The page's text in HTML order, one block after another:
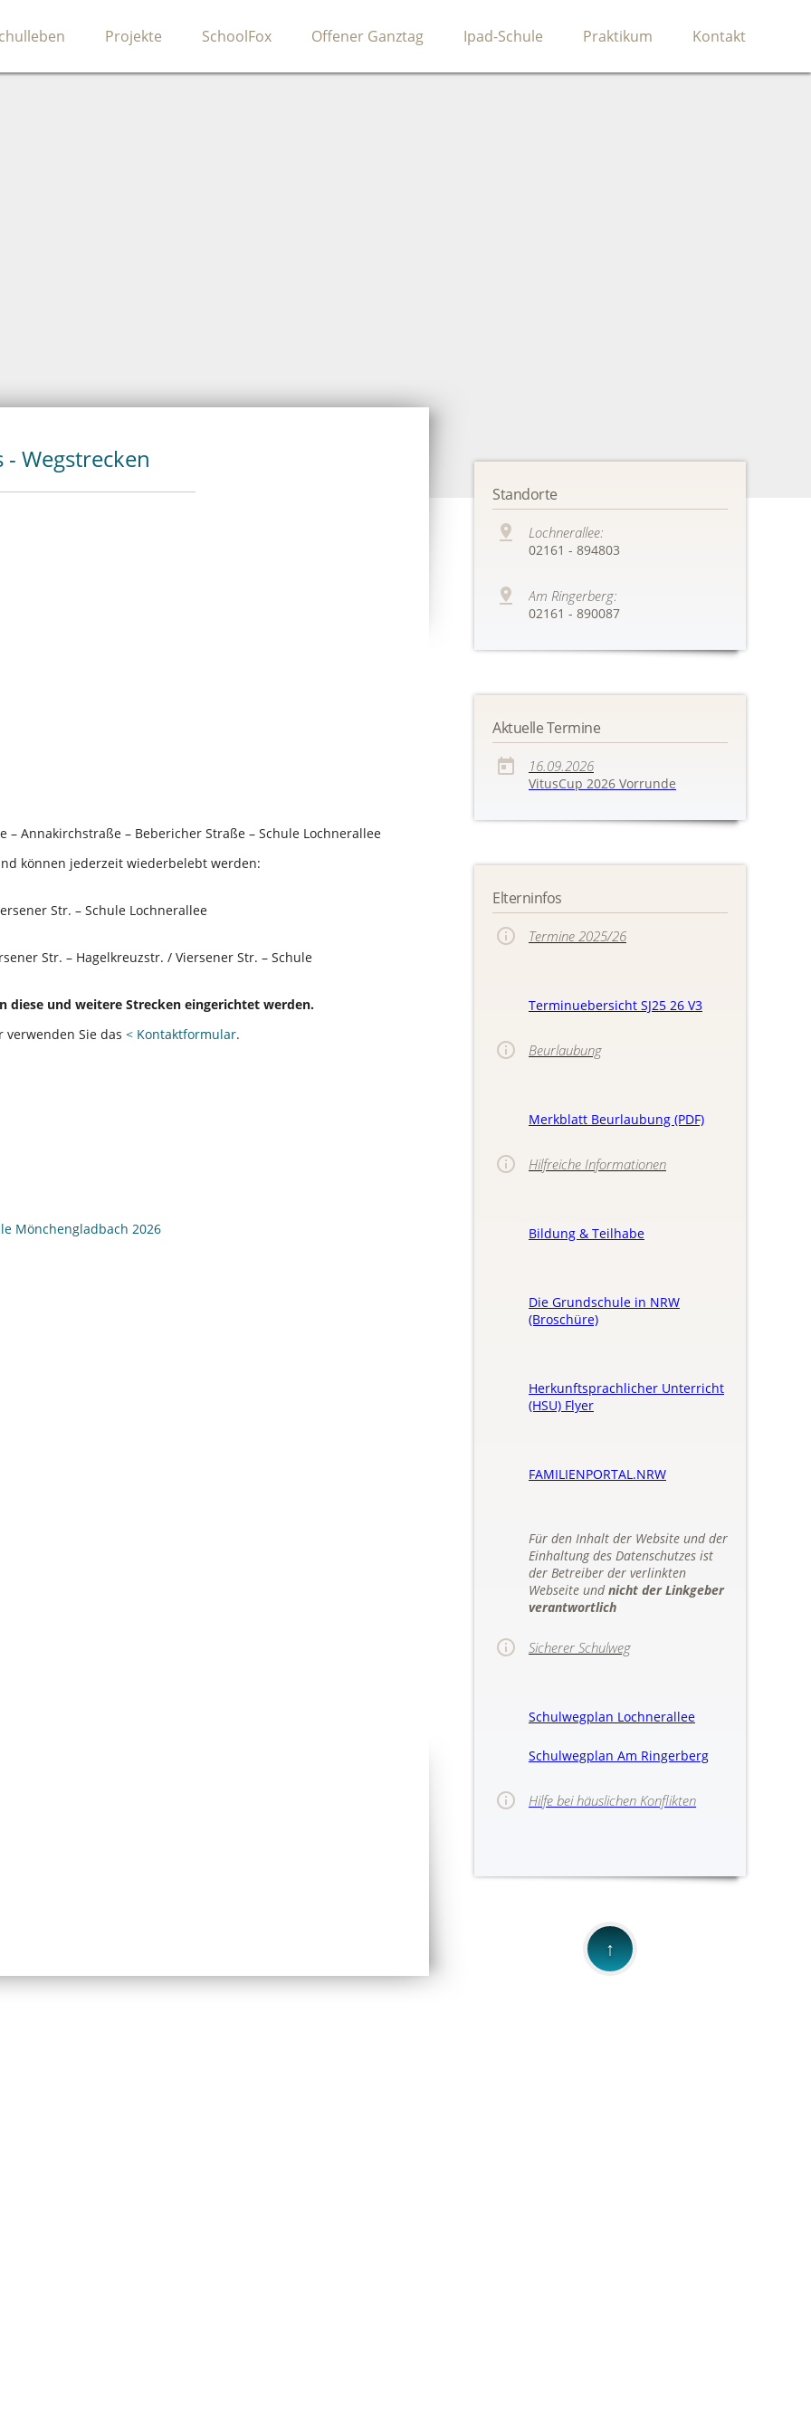
Projekte SchoolFox Offener Ganztag Ipad-Schule Praktikum Kontakt
Wegstrecken
Annakirchstraße – Bebericher Straße – Schule Lochnerallee
können jederzeit wiederbelebt werden:
Str. – Schule Lochnerallee
Str. – Hagelkreuzstr. / Viersener Str. – Schule
diese und weitere Strecken eingerichtet werden.
verwenden Sie das < Kontaktformular.
Mönchengladbach 2026
Standorte
Lochnerallee:
02161 - 894803
Am Ringerberg:
02161 - 890087
Aktuelle Termine
16.09.2026
VitusCup 2026 Vorrunde
Elterninfos
Termine 2025/26
Terminuebersicht SJ25 26 V3
Beurlaubung
Merkblatt Beurlaubung (PDF)
Hilfreiche Informationen
Bildung & Teilhabe
Die Grundschule in NRW
(Broschüre)
Herkunftsprachlicher Unterricht
(HSU) Flyer
FAMILIENPORTAL.NRW
Für den Inhalt der Website und der
Einhaltung des Datenschutzes ist
der Betreiber der verlinkten
Webseite undnicht der Linkgeber
verantwortlich
Sicherer Schulweg
Schulwegplan Lochnerallee
Schulwegplan Am Ringerberg
Hilfe bei häuslichen Konflikten
↑